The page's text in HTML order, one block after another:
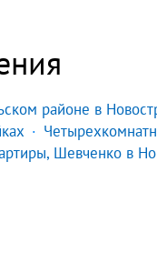
районе в
Шевченко в